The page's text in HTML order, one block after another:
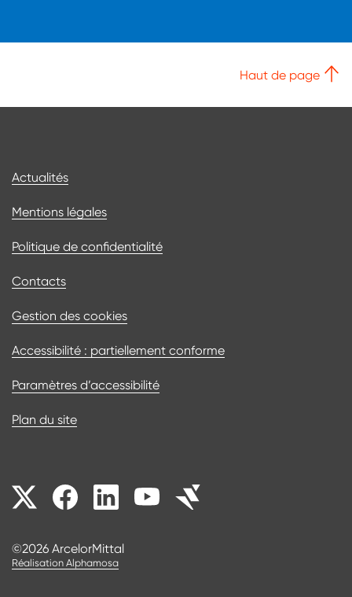
Haut de page
Bas de page
Actualités
Mentions légales
Politique de confidentialité
Contacts
Gestion des cookies
Accessibilité : partiellement conforme
Paramètres d’accessibilité
Plan du site
Nos réseaux sociaux
©2026 ArcelorMittal
Réalisation Alphamosa